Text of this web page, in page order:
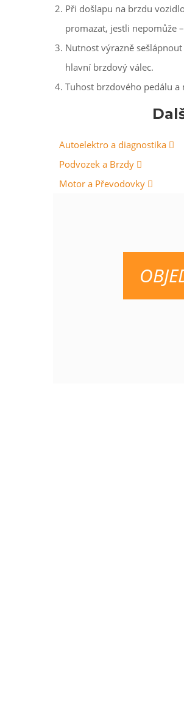
Při došlapu na brzdu
promazat, jestli nepomůže
Nutnost výrazně
hlavní brzdový válec.
Tuhost brzdového pedálu
Autoelektro a diagnostika
Podvozek a Brzdy
Motor a Převodovky